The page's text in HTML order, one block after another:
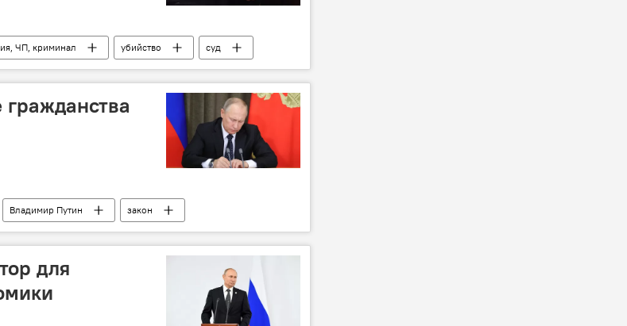
ЧП, криминал убийство
суд
Владимир Путин
закон
для